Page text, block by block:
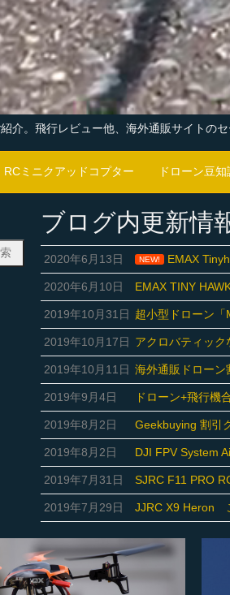
介。飛行レビュー他、海外通販サイトの
RCミニクアッドコプター ドローン豆知
ブログ内更新情
2020年6月13日 NEW! EMAX
2020年6月10日 EMAX TINY
2019年10月31日 超小型ドローン「
2019年10月17日 アクロバティッ
2019年10月11日 海外通販ドローン
2019年9月4日 ドローン+飛行機
2019年8月2日 Geekbuying 割引
2019年8月2日 DJI FPV System
2019年7月31日 SJRC F11 PRO
2019年7月29日 JJRC X9 Heron